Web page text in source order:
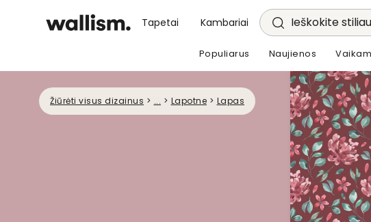
Tapetai Kambariai Ieškokite
Populiarus Naujienos
Žiūrėti visus dizainus > ... > Lapotne > Lapas